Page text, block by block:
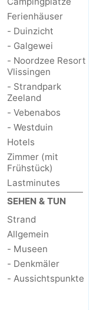
Sportangeln
Essen
und
trinken
Einkaufen
Ausgehen
Ringstechen
Veranstaltungen
Praktisch
Forum
Route
-
Parken
Reisebuchshop
-
Ferienhäuser
- Duinzicht
- Galgewei
- Noordzee Resort
Vlissingen
- Strandpark
Zeeland
- Vebenabos
- Westduin
Hotels
Zimmer (mit
Frühstück)
Lastminutes
SEHEN & TUN
Strand
Allgemein
- Museen
- Denkmäler
- Aussichtspunkte